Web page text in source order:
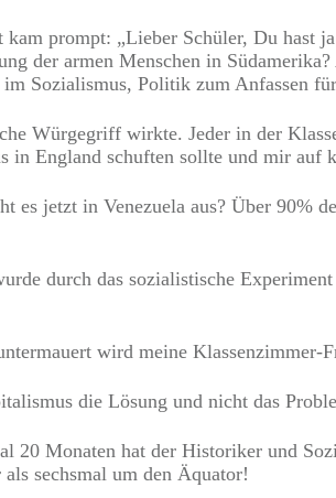
prompt: „Lieber Schüler, Du hast
der armen Menschen in
Sozialismus, Politik zum Anfassen
Würgegriff wirkte. Jeder in der
in England schuften sollte und mir auf
es jetzt in Venezuela aus? Über 90%
durch das sozialistische
wird meine Klassenzimmer-
die Lösung und nicht das
20 Monaten hat der Historiker und
als sechsmal um den Äquator!